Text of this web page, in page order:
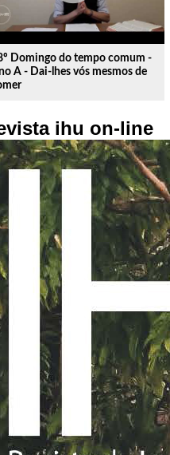
Domingo do tempo comum -
A - Dai-lhes vós mesmos de
ihu on-line